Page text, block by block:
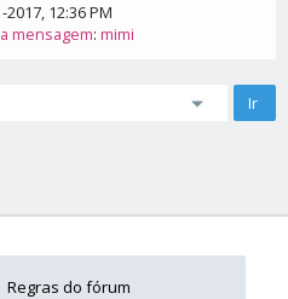
2017, 12:36 PM
mensagem:mimi
Regras do fórum